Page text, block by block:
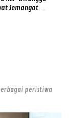
Semangat
peristiwa